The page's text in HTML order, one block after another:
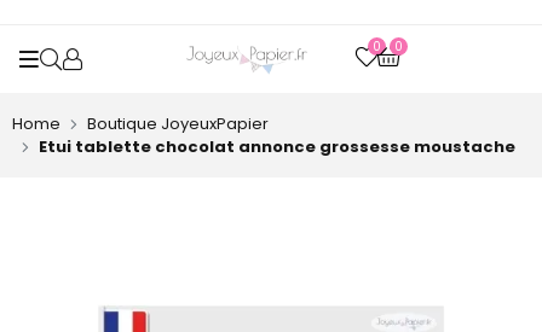
OPEN SEARCH
0 0
Home
Boutique JoyeuxPapier
Etui tablette chocolat annonce grossesse moustache